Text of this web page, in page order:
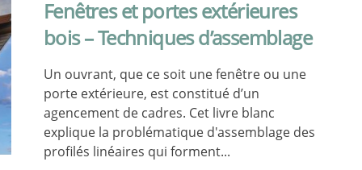
Fenêtres et portes extérieures
bois – Techniques d’assemblage
Un ouvrant, que ce soit une fenêtre ou une
porte extérieure, est constitué d’un
agencement de cadres. Cet livre blanc
explique la problématique d'assemblage des
profilés linéaires qui forment...